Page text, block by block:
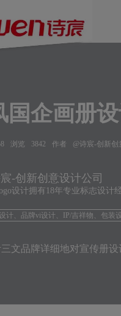
国企画册
浏览 3842 作者 @诗宸-创新创
-创新创意设计公司
设计拥有18年专业标志设计
计、品牌vi设计、IP/吉祥物、包装
文品牌详细地对宣传册